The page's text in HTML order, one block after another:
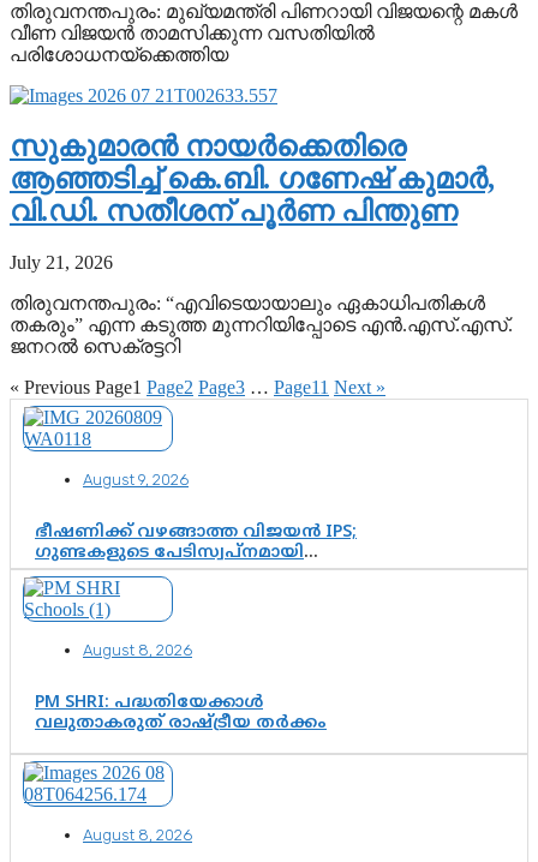
തിരുവനന്തപുരം: മുഖ്യമന്ത്രി പിണറായി വിജയന്റെ മകൾ
വീണ വിജയൻ താമസിക്കുന്ന വസതിയിൽ
പരിശോധനയ്ക്കെത്തിയ
സുകുമാരൻ നായർക്കെതിരെ
ആഞ്ഞടിച്ച് കെ.ബി. ഗണേഷ് കുമാർ,
വി.ഡി. സതീശന് പൂർണ പിന്തുണ
July 21, 2026
തിരുവനന്തപുരം: “എവിടെയായാലും ഏകാധിപതികൾ
തകരും” എന്ന കടുത്ത മുന്നറിയിപ്പോടെ എൻ.എസ്.എസ്.
ജനറൽ സെക്രട്ടറി
« Previous Page1 Page2 Page3 … Page11 Next »
August 9, 2026
ഭീഷണിക്ക് വഴങ്ങാത്ത വിജയൻ IPS;
ഗുണ്ടകളുടെ പേടിസ്വപ്നമായി
കാർത്തിക്—ചെന്നിത്തലയുടെ ‘പവർ
ഹോം’ ഓപ്പറേഷനിൽ ആയങ്കി
കുടുങ്ങി!
August 8, 2026
PM SHRI: പദ്ധതിയേക്കാൾ
വലുതാകരുത് രാഷ്ട്രീയ തർക്കം
August 8, 2026